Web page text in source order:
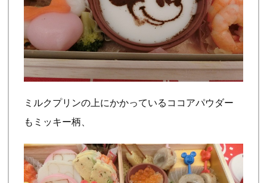
ミルクプリンの上にかかっているココアパウダー
もミッキー柄、